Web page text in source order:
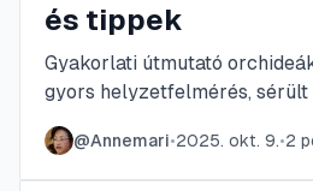
és tippek
Gyakorlati útmutató
gyors helyzetfelmérés,
átültetés megfelelő közegbe,
tápanyag-adagolási tippek,
páratartalom-kezelés.
@Annemari•2025. okt. 9.•2